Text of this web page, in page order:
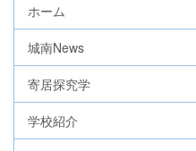
ホーム
城南News
寄居探究学
学校紹介